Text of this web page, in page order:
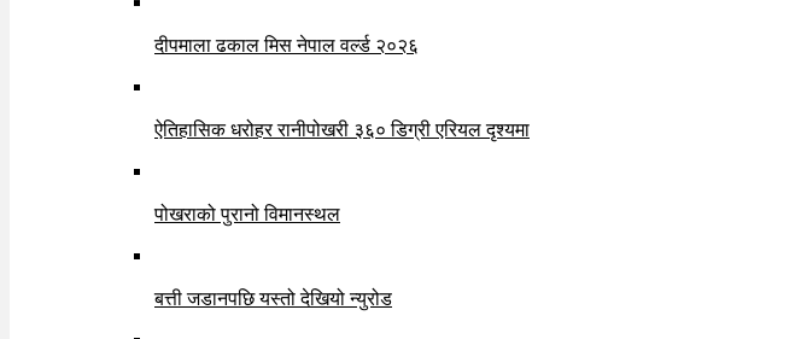
दीपमाला ढकाल मिस नेपाल वर्ल्ड २०२६
ऐतिहासिक धरोहर रानीपोखरी ३६० डिग्री एरियल दृश्यमा
पोखराको पुरानो विमानस्थल
बत्ती जडानपछि यस्तो देखियो न्युरोड